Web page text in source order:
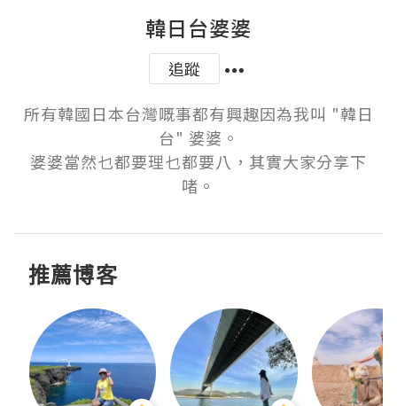
韓日台婆婆
追蹤
所有韓國日本台灣嘅事都有興趣因為我叫 "韓日
台" 婆婆。
婆婆當然乜都要理乜都要八，其實大家分享下
啫。
推薦博客